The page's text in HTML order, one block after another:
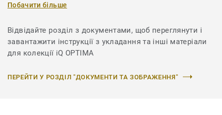
Побачити більше
Відвідайте розділ з документами, щоб переглянути і
завантажити інструкції з укладання та інші матеріали
для колекції iQ OPTIMA
ПЕРЕЙТИ У РОЗДІЛ "ДОКУМЕНТИ ТА ЗОБРАЖЕННЯ"